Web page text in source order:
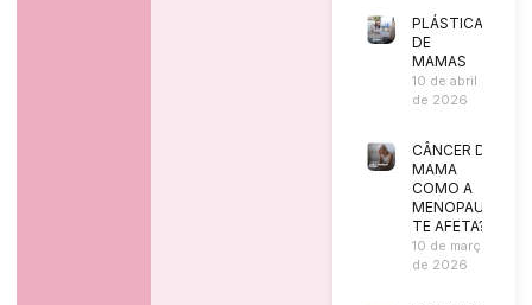
PLÁSTICA
DE
MAMAS
10 de abril
de 2026
CÂNCER DE
MAMA
COMO A
MENOPAUSA
TE AFETA?
10 de março
de 2026